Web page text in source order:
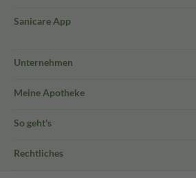
Sanicare App
Unternehmen
Meine Apotheke
So geht's
Rechtliches